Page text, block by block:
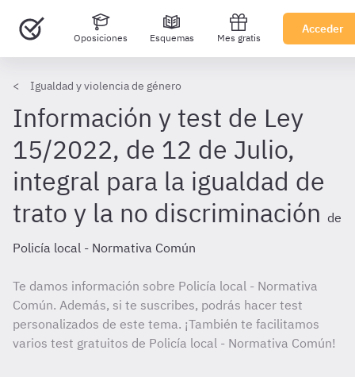
Oposiciones Esquemas Mes gratis
Acceder
Igualdad y violencia de género
Información y test de Ley
15/2022, de 12 de Julio,
integral para la igualdad de
trato y la no discriminación de
Policía local - Normativa Común
Te damos información sobre Policía local - Normativa
Común. Además, si te suscribes, podrás hacer test
personalizados de este tema. ¡También te facilitamos
varios test gratuitos de Policía local - Normativa Común!